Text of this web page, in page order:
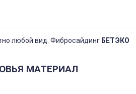
любой вид. Фибросайдинг БЕТЭКО
МАТЕРИАЛ